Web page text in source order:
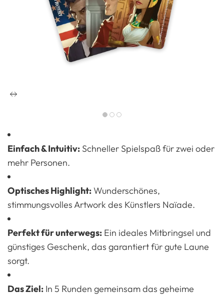
Einfach & Intuitiv: Schneller Spielspaß für zwei oder
mehr Personen.
Optisches Highlight: Wunderschönes,
stimmungsvolles Artwork des Künstlers Naïade.
Perfekt für unterwegs: Ein ideales Mitbringsel und
günstiges Geschenk, das garantiert für gute Laune
sorgt.
Das Ziel: In 5 Runden gemeinsam das geheime